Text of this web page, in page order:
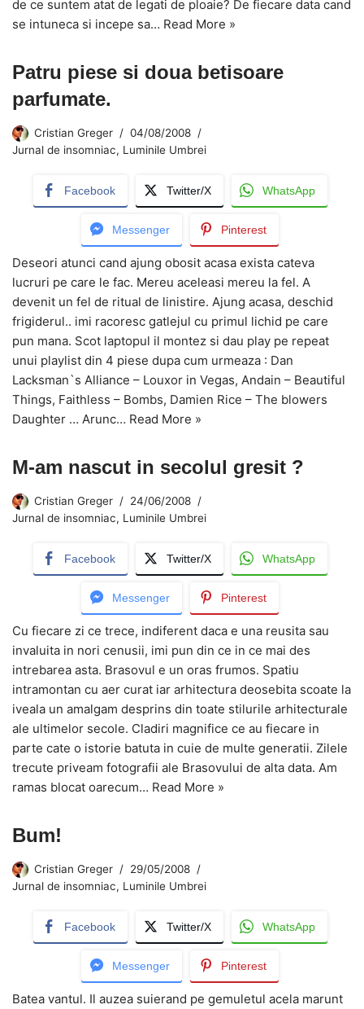
de ce suntem atat de legati de ploaie? De fiecare data cand
se intuneca si incepe sa… Read More »
Patru piese si doua betisoare
parfumate.
Cristian Greger
04/08/2008
Jurnal de insomniac, Luminile Umbrei
Facebook Twitter/X WhatsApp
Messenger Pinterest
Deseori atunci cand ajung obosit acasa exista cateva
lucruri pe care le fac. Mereu aceleasi mereu la fel. A
devenit un fel de ritual de linistire. Ajung acasa, deschid
frigiderul.. imi racoresc gatlejul cu primul lichid pe care
pun mana. Scot laptopul il montez si dau play pe repeat
unui playlist din 4 piese dupa cum urmeaza : Dan
Lacksman`s Alliance – Louxor in Vegas, Andain – Beautiful
Things, Faithless – Bombs, Damien Rice – The blowers
Daughter … Arunc… Read More »
M-am nascut in secolul gresit ?
Cristian Greger
24/06/2008
Jurnal de insomniac, Luminile Umbrei
Facebook Twitter/X WhatsApp
Messenger Pinterest
Cu fiecare zi ce trece, indiferent daca e una reusita sau
invaluita in nori cenusii, imi pun din ce in ce mai des
intrebarea asta. Brasovul e un oras frumos. Spatiu
intramontan cu aer curat iar arhitectura deosebita scoate la
iveala un amalgam desprins din toate stilurile arhitecturale
ale ultimelor secole. Cladiri magnifice ce au fiecare in
parte cate o istorie batuta in cuie de multe generatii. Zilele
trecute priveam fotografii ale Brasovului de alta data. Am
ramas blocat oarecum… Read More »
Bum!
Cristian Greger
29/05/2008
Jurnal de insomniac, Luminile Umbrei
Facebook Twitter/X WhatsApp
Messenger Pinterest
Batea vantul. Il auzea suierand pe gemuletul acela marunt